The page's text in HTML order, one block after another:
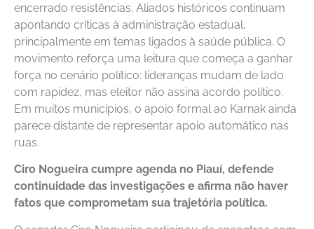
encerrado resistências. Aliados históricos continuam
apontando críticas à administração estadual,
principalmente em temas ligados à saúde pública. O
movimento reforça uma leitura que começa a ganhar
força no cenário político: lideranças mudam de lado
com rapidez, mas eleitor não assina acordo político.
Em muitos municípios, o apoio formal ao Karnak ainda
parece distante de representar apoio automático nas
ruas.
Ciro Nogueira cumpre agenda no Piauí, defende
continuidade das investigações e afirma não haver
fatos que comprometam sua trajetória política.